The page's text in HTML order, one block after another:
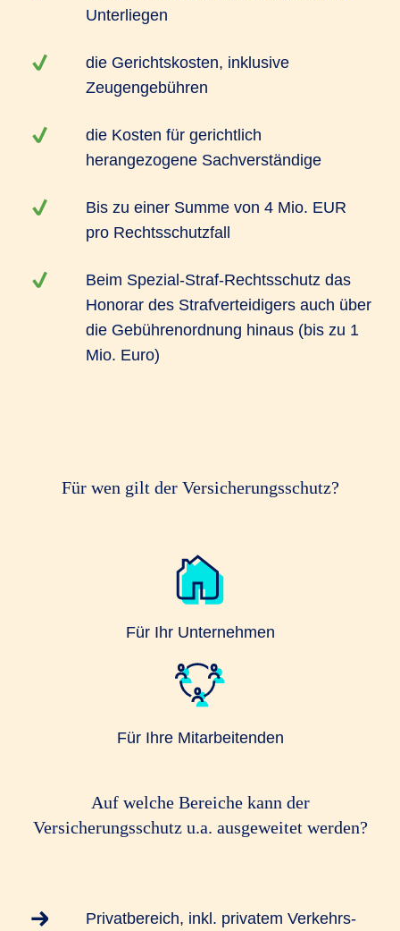
Unterliegen
die Gerichtskosten, inklusive
Zeugengebühren
die Kosten für gerichtlich
herangezogene Sachverständige
Bis zu einer Summe von 4 Mio. EUR
pro Rechtsschutzfall
Beim Spezial-Straf-Rechtsschutz das
Honorar des Strafverteidigers auch über
die Gebührenordnung hinaus (bis zu 1
Mio. Euro)
Für wen gilt der Versicherungsschutz?
Für Ihr Unternehmen
Für Ihre Mitarbeitenden
Auf welche Bereiche kann der
Versicherungsschutz u.a. ausgeweitet werden?
Privatbereich, inkl. privatem Verkehrs-